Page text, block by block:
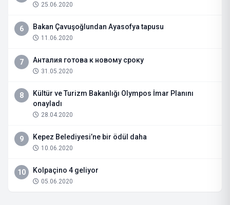
25.06.2020
6 Bakan Çavuşoğlundan Ayasofya tapusu
11.06.2020
7 Анталия готова к новому сроку
31.05.2020
8
Kültür ve Turizm Bakanlığı Olympos İmar Planını
onayladı
28.04.2020
9 Kepez Belediyesi’ne bir ödül daha
10.06.2020
10 Kolpaçino 4 geliyor
05.06.2020